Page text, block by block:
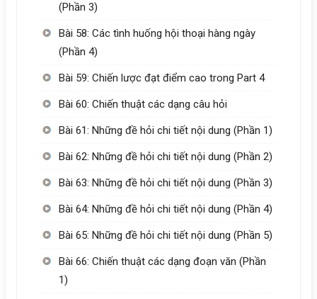
(Phần 3)
Bài 58: Các tình huống hội thoại hàng ngày
(Phần 4)
Bài 59: Chiến lược đạt điểm cao trong Part 4
Bài 60: Chiến thuật các dạng câu hỏi
Bài 61: Những đề hỏi chi tiết nội dung (Phần 1)
Bài 62: Những đề hỏi chi tiết nội dung (Phần 2)
Bài 63: Những đề hỏi chi tiết nội dung (Phần 3)
Bài 64: Những đề hỏi chi tiết nội dung (Phần 4)
Bài 65: Những đề hỏi chi tiết nội dung (Phần 5)
Bài 66: Chiến thuật các dạng đoạn văn (Phần
1)